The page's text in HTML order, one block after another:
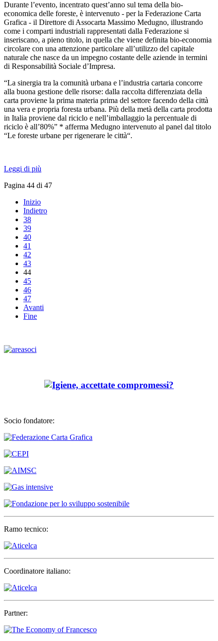
Durante l’evento, incentrato quest’anno sul tema della bio-
economica delle foreste, è intervenuto - per la Federazione Carta
Grafica - il Direttore di Assocarta Massimo Medugno, illustrando
come i comparti industriali rappresentati dalla Federazione si
inseriscano, a pieno titolo, in quella che viene definita bio-economia
circolare con una attenzione particolare all’utilizzo del capitale
naturale che nasce da un impegno costante delle aziende in termini
di Responsabilità Sociale d’Impresa.
“La sinergia tra la comunità urbana e l’industria cartaria concorre
alla buona gestione delle risorse: dalla raccolta differenziata della
carta proviene la prima materia prima del settore facendo della città
una vera e propria foresta urbana. Più della metà della carta prodotta
in Italia proviene dal riciclo e nell’imballaggio la percentuale di
riciclo è all’80%” * afferma Medugno intervenuto al panel dal titolo
“Le foreste urbane per rigenerare le città“.
Leggi di più
Pagina 44 di 47
Inizio
Indietro
38
39
40
41
42
43
44
45
46
47
Avanti
Fine
Socio fondatore:
Ramo tecnico:
Coordinatore italiano:
Partner: